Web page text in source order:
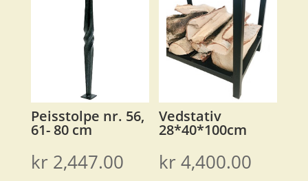
Peisstolpe nr. 56,
61- 80 cm
kr 2,447.00
Vedstativ
28*40*100cm
kr 4,400.00